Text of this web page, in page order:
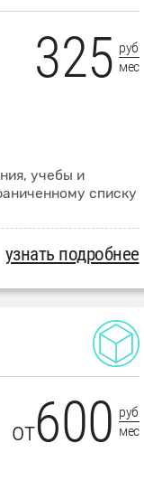
325 руб
мес
учебы и
списку
узнать подробнее
от600 руб
мес